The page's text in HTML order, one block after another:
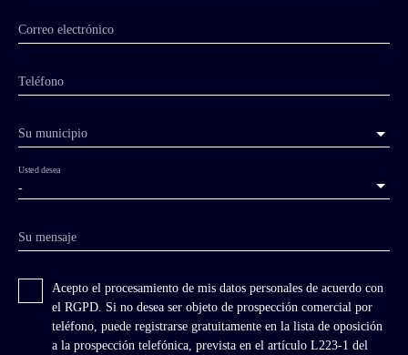
Correo electrónico
Teléfono
Su municipio
-
Usted desea
Su mensaje
Acepto el procesamiento de mis datos personales de acuerdo con
el RGPD. Si no desea ser objeto de prospección comercial por
teléfono, puede registrarse gratuitamente en la lista de oposición
a la prospección telefónica, prevista en el artículo L223-1 del